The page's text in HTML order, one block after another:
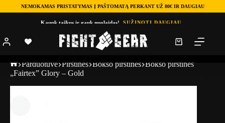
NEMOKAMAS PRISTATYMAS Į PAŠTOMATĄ PERKANT UŽ 80€ IR DAUGIAU
Kaupk taškus ir gauk nuolaidas! SUŽINOTI DAUGIAU
Parduotuve Pirštinės Bokso pirštinės Bokso pirštinės
„Fairtex” Glory – Gold